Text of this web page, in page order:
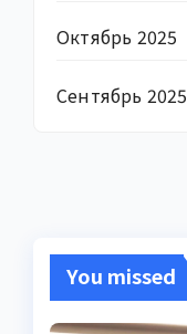
Октябрь 2025
Сентябрь 2025
You missed